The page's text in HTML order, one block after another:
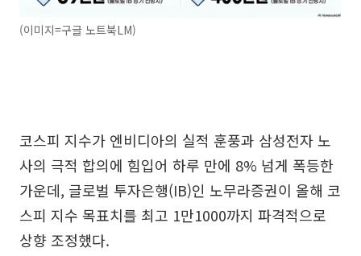
(이미지=구글 노트북LM)
코스피 지수가 엔비디아의 실적 훈풍과 삼성전자 노
사의 극적 합의에 힘입어 하루 만에 8% 넘게 폭등한
가운데, 글로벌 투자은행(IB)인 노무라증권이 올해 코
스피 지수 목표치를 최고 1만1000까지 파격적으로
상향 조정했다.